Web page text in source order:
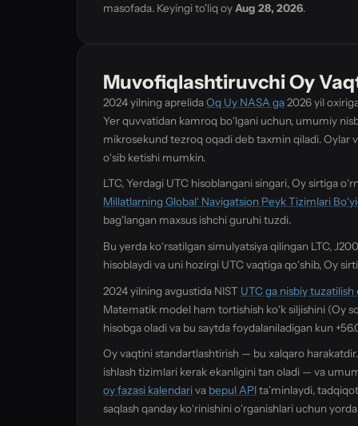
masofada. Keyingi to'liq oy Aug 28, 2026.
Muvofiqlashtiruvchi Oy
2024 yilning aprelidaOq Uy NASA ga2026 yil
Yer quvvatidan kamroq boʻlgani uchun, umumiy
mikrosekund tezroq oqadi deb taxmin qiladi. Oylar
oʻsib ketishi mumkin.
LTC, Yerdagi UTC hisoblangani singari, Oy sirtiga
Millatlarning Globalʻ Navigatsion Peyk Tizimlari
bag'langan maxsus ishchi guruhi tuzdi.
Bu yerda koʻrsatilgan simulyatsiya qilingan LTC,
hisoblaydi va uni hozirgi UTC vaqtiga qoʻshib, Oy
2024 yilning avgustida NIST UTC ga nisbiy
Matematik model ham tortishish koʻk siljishini (Oy
hisobga oladi va bu saytda foydalaniladigan kun
Oy vaqtini standartlashtirish — bu xalqaro harakatdir.
ishlash tizimlari kerak ekanligini tan oladi — va
oy fazasi kalendariva bepul APItaʼminlaydi,
saqlash qanday koʻrinishini oʻrganishlari uchun